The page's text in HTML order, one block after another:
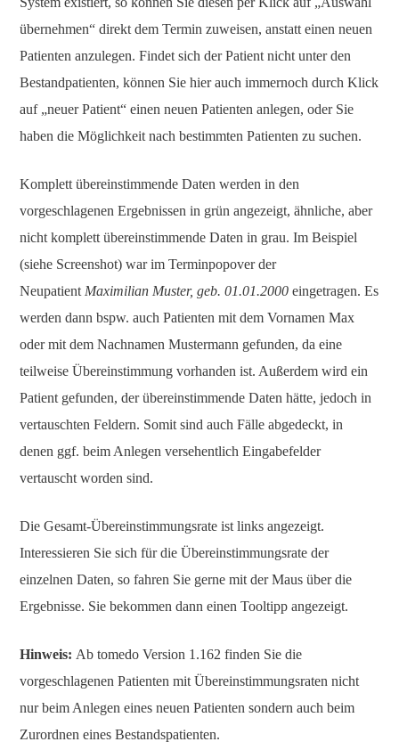
übernehmen“ direkt dem Termin zuweisen, anstatt einen neuen
Patienten anzulegen. Findet sich der Patient nicht unter den
Bestandpatienten, können Sie hier auch immernoch durch Klick
auf „neuer Patient“ einen neuen Patienten anlegen, oder Sie
haben die Möglichkeit nach bestimmten Patienten zu suchen.
Komplett übereinstimmende Daten werden in den
vorgeschlagenen Ergebnissen in grün angezeigt, ähnliche, aber
nicht komplett übereinstimmende Daten in grau. Im Beispiel
(siehe Screenshot) war im Terminpopover der
NeupatientMaximilian Muster, geb. 01.01.2000 eingetragen. Es
werden dann bspw. auch Patienten mit dem Vornamen Max
oder mit dem Nachnamen Mustermann gefunden, da eine
teilweise Übereinstimmung vorhanden ist. Außerdem wird ein
Patient gefunden, der übereinstimmende Daten hätte, jedoch in
vertauschten Feldern. Somit sind auch Fälle abgedeckt, in
denen ggf. beim Anlegen versehentlich Eingabefelder
vertauscht worden sind.
Die Gesamt-Übereinstimmungsrate ist links angezeigt.
Interessieren Sie sich für die Übereinstimmungsrate der
einzelnen Daten, so fahren Sie gerne mit der Maus über die
Ergebnisse. Sie bekommen dann einen Tooltipp angezeigt.
Hinweis: Ab tomedo Version 1.162 finden Sie die
vorgeschlagenen Patienten mit Übereinstimmungsraten nicht
nur beim Anlegen eines neuen Patienten sondern auch beim
Zurordnen eines Bestandspatienten.